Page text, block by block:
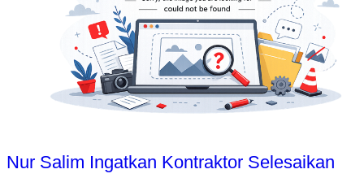
Nur Salim Ingatkan Kontraktor Selesaikan